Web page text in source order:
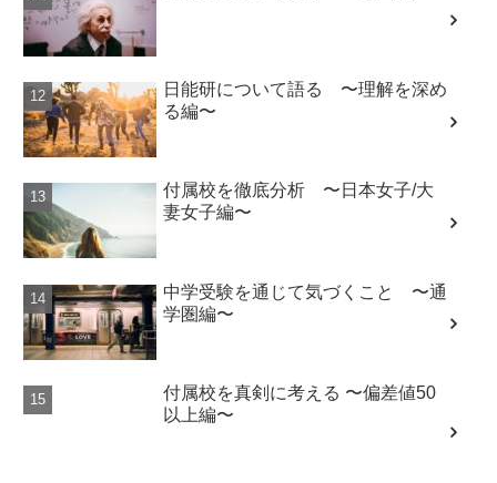
日能研について語る 〜理解を深め
る編〜
付属校を徹底分析 〜日本女子/大
妻女子編〜
中学受験を通じて気づくこと 〜通
学圏編〜
付属校を真剣に考える 〜偏差値50
以上編〜